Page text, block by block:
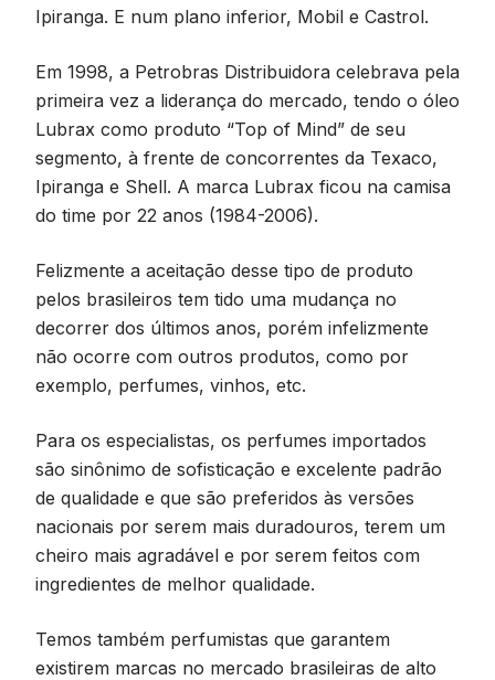
Ipiranga. E num plano inferior, Mobil e Castrol.
Em 1998, a Petrobras Distribuidora celebrava pela
primeira vez a liderança do mercado, tendo o óleo
Lubrax como produto “Top of Mind” de seu
segmento, à frente de concorrentes da Texaco,
Ipiranga e Shell. A marca Lubrax ficou na camisa
do time por 22 anos (1984-2006).
Felizmente a aceitação desse tipo de produto
pelos brasileiros tem tido uma mudança no
decorrer dos últimos anos, porém infelizmente
não ocorre com outros produtos, como por
exemplo, perfumes, vinhos, etc.
Para os especialistas, os perfumes importados
são sinônimo de sofisticação e excelente padrão
de qualidade e que são preferidos às versões
nacionais por serem mais duradouros, terem um
cheiro mais agradável e por serem feitos com
ingredientes de melhor qualidade.
Temos também perfumistas que garantem
existirem marcas no mercado brasileiras de alto